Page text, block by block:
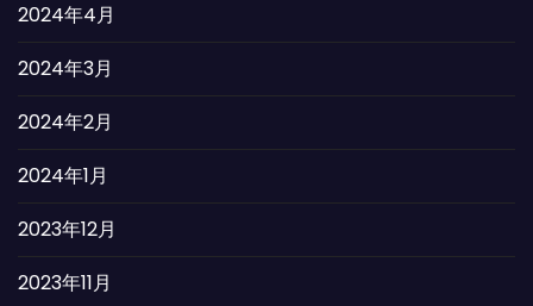
2024年4月
2024年3月
2024年2月
2024年1月
2023年12月
2023年11月